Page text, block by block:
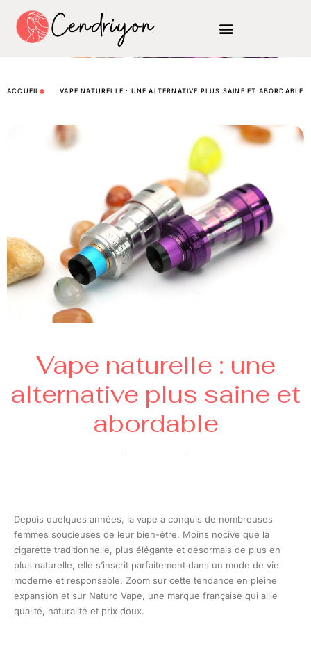
ACCUEIL VAPE NATURELLE : UNE ALTERNATIVE PLUS SAINE ET ABORDABLE
Vape naturelle : une
alternative plus saine et
abordable
Depuis quelques années, la vape a conquis de nombreuses
femmes soucieuses de leur bien-être. Moins nocive que la
cigarette traditionnelle, plus élégante et désormais de plus en
plus naturelle, elle s’inscrit parfaitement dans un mode de vie
moderne et responsable. Zoom sur cette tendance en pleine
expansion et sur Naturo Vape, une marque française qui allie
qualité, naturalité et prix doux.